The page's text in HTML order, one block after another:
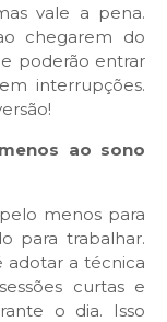
vale a pena.
chegarem do
poderão entrar
interrupções.
ao sono
menos para
para trabalhar.
adotar a técnica
curtas e
o dia. Isso